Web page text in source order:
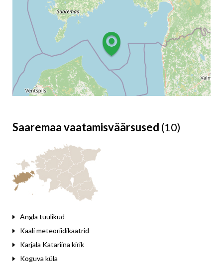
Saaremaa vaatamisväärsused (10)
Angla tuulikud
Kaali meteoriidikaatrid
Karjala Katariina kirik
Koguva küla